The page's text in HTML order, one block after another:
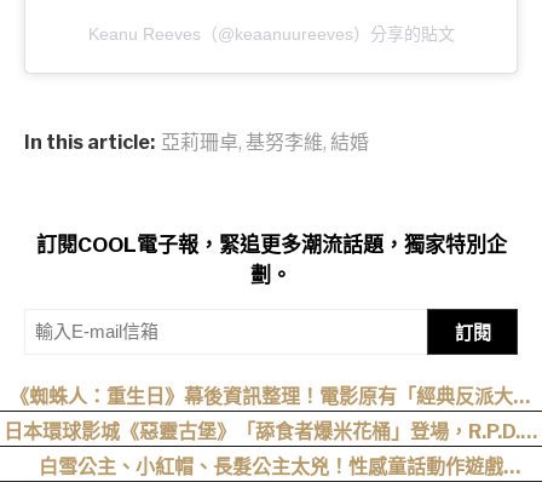
Keanu Reeves（@keaanuureeves）分享的貼文
In this article: 亞莉珊卓, 基努李維, 結婚
訂閱COOL電子報，緊追更多潮流話題，獨家特別企
劃。
訂閱
《蜘蛛人：重生日》幕後資訊整理！電影原有「經典反派大混
戰」，湯姆點名想跟「霹靂火」合作！邁爾斯注定加入 MCU
日本環球影城《惡靈古堡》「舔食者爆米花桶」登場，R.P.D.制
服周邊同步公開
白雪公主、小紅帽、長髮公主太兇！性感童話動作遊戲